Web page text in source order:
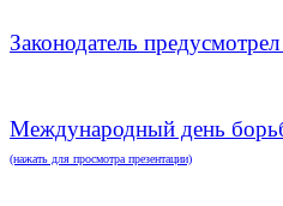
Законодатель
Международный день
(нажать для просмотра презентации)